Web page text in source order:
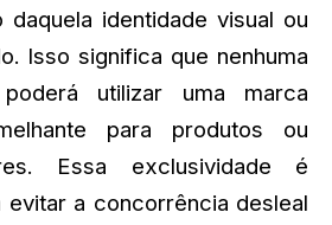
identidade visual ou
Isso significa que nenhuma
utilizar uma marca
para produtos ou
Essa exclusividade é
evitar a concorrência desleal